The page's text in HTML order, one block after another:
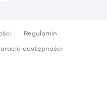
Regulamin
dostępności